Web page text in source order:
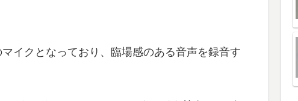
イクとなっており、臨場感のある音声を録音す